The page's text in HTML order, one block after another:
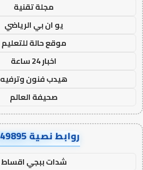
مجلة تقنية
يو ان بي الرياضي
موقع حالة للتعليم
اخبار 24 ساعة
هيدب فنون وترفيه
صحيفة العالم
روابط نصية AA49895
شدات ببجي اقساط